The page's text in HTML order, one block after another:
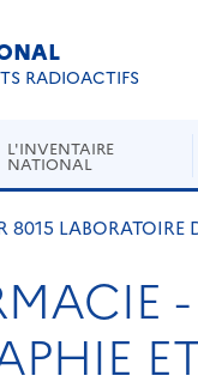
RADIOACTIFS
L'INVENTAIRE
NATIONAL
8015